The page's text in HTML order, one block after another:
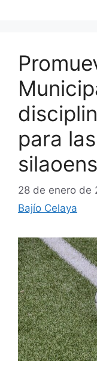
para
28 de enero de
Bajío Celaya